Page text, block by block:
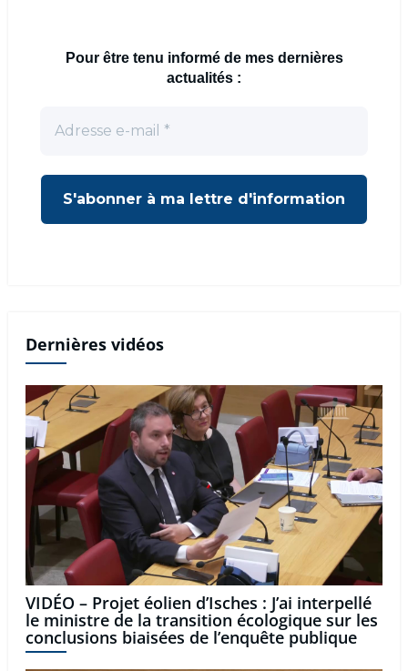
Pour être tenu informé de mes dernières
actualités :
Dernières vidéos
VIDÉO – Projet éolien d’Isches : J’ai interpellé
le ministre de la transition écologique sur les
conclusions biaisées de l’enquête publique